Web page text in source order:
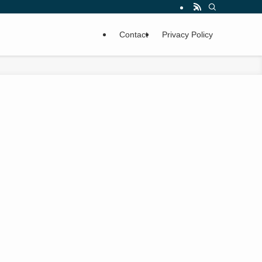
Contact Privacy Policy